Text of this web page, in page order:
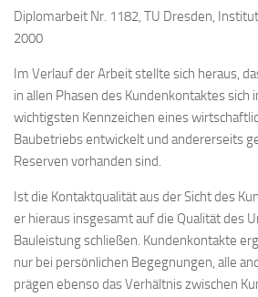
Diplomarbeit Nr. 1182, TU Dresden,
2000
Im Verlauf der Arbeit stellte sich heraus,
in allen Phasen des Kundenkontaktes sich
wichtigsten Kennzeichen eines
Baubetriebs entwickelt und andererseits
Reserven vorhanden sind.
Ist die Kontaktqualität aus der Sicht des
er hieraus insgesamt auf die Qualität des
Bauleistung schließen. Kundenkontakte
nur bei persönlichen Begegnungen, alle
prägen ebenso das Verhältnis zwischen